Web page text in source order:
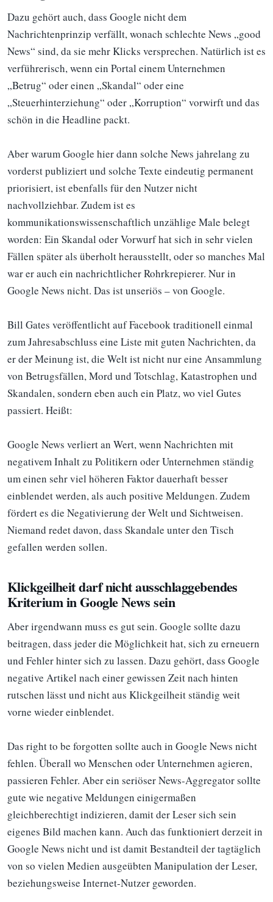
Dazu gehört auch, dass Google nicht dem
Nachrichtenprinzip verfällt, wonach schlechte News „good
News“ sind, da sie mehr Klicks versprechen. Natürlich ist es
verführerisch, wenn ein Portal einem Unternehmen
„Betrug“ oder einen „Skandal“ oder eine
„Steuerhinterziehung“ oder „Korruption“ vorwirft und das
schön in die Headline packt.
Aber warum Google hier dann solche News jahrelang zu
vorderst publiziert und solche Texte eindeutig permanent
priorisiert, ist ebenfalls für den Nutzer nicht
nachvollziehbar. Zudem ist es
kommunikationswissenschaftlich unzählige Male belegt
worden: Ein Skandal oder Vorwurf hat sich in sehr vielen
Fällen später als überholt herausstellt, oder so manches Mal
war er auch ein nachrichtlicher Rohrkrepierer. Nur in
Google News nicht. Das ist unseriös – von Google.
Bill Gates veröffentlicht auf Facebook traditionell einmal
zum Jahresabschluss eine Liste mit guten Nachrichten, da
er der Meinung ist, die Welt ist nicht nur eine Ansammlung
von Betrugsfällen, Mord und Totschlag, Katastrophen und
Skandalen, sondern eben auch ein Platz, wo viel Gutes
passiert. Heißt:
Google News verliert an Wert, wenn Nachrichten mit
negativem Inhalt zu Politikern oder Unternehmen ständig
um einen sehr viel höheren Faktor dauerhaft besser
einblendet werden, als auch positive Meldungen. Zudem
fördert es die Negativierung der Welt und Sichtweisen.
Niemand redet davon, dass Skandale unter den Tisch
gefallen werden sollen.
Klickgeilheit darf nicht ausschlaggebendes
Kriterium in Google News sein
Aber irgendwann muss es gut sein. Google sollte dazu
beitragen, dass jeder die Möglichkeit hat, sich zu erneuern
und Fehler hinter sich zu lassen. Dazu gehört, dass Google
negative Artikel nach einer gewissen Zeit nach hinten
rutschen lässt und nicht aus Klickgeilheit ständig weit
vorne wieder einblendet.
Das right to be forgotten sollte auch in Google News nicht
fehlen. Überall wo Menschen oder Unternehmen agieren,
passieren Fehler. Aber ein seriöser News-Aggregator sollte
gute wie negative Meldungen einigermaßen
gleichberechtigt indizieren, damit der Leser sich sein
eigenes Bild machen kann. Auch das funktioniert derzeit in
Google News nicht und ist damit Bestandteil der tagtäglich
von so vielen Medien ausgeübten Manipulation der Leser,
beziehungsweise Internet-Nutzer geworden.